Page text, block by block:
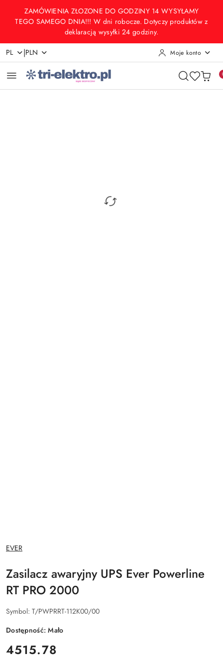
Przejdź do treści głównej
Przejdź do wyszukiwarki
Przejdź do moje konto
Przejdź do menu głównego
Przejdź do opisu produktu
Przejdź do stopki
ZAMÓWIENIA ZŁOZONE DO GODZINY 14 WYSYŁAMY
TEGO SAMEGO DNIA!!! W dni robocze. Dotyczy produktów z
deklaracją wysyłki 24 godziny.
PL |PLN Moje konto
NAZWA
PRODUCENTA:
EVER
Zasilacz awaryjny UPS Ever Powerline
RT PRO 2000
Symbol: T/PWPRRT-112K00/00
Dostępność:Mało
cena:
4515.78